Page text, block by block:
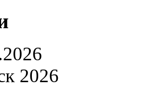
2026